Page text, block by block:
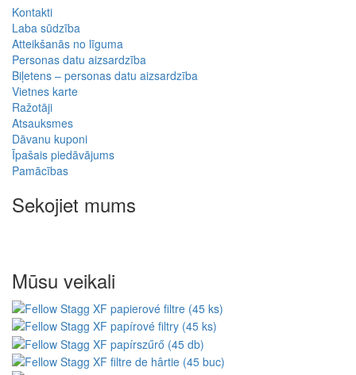
Kontakti
Laba sūdzība
Atteikšanās no līguma
Personas datu aizsardzība
Biļetens – personas datu aizsardzība
Vietnes karte
Ražotāji
Atsauksmes
Dāvanu kuponi
Īpašais piedāvājums
Pamācības
Sekojiet mums
Mūsu veikali